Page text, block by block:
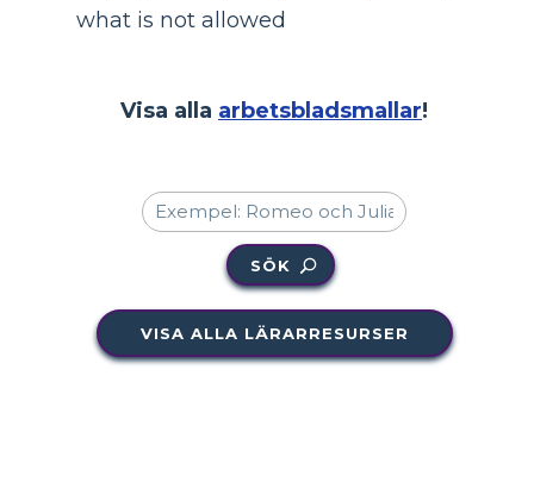
what is not allowed
Visa alla arbetsbladsmallar!
SÖK
VISA ALLA LÄRARRESURSER